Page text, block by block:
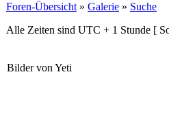
Foren-Übersicht » Galerie » Suche
Alle Zeiten sind UTC + 1 Stunde [
Bilder von Yeti